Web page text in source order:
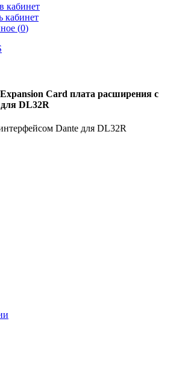
кабинет
кабинет
(0)
Card плата расширения с
DL32R
Dante для DL32R